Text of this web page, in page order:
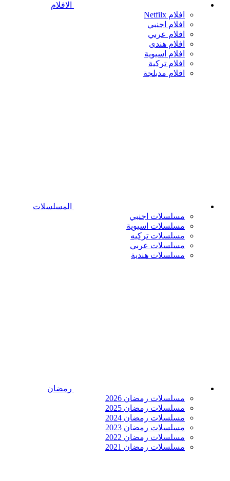
الافلام
افلام Netfilx
افلام اجنبي
افلام عربي
افلام هندى
افلام اسيوية
افلام تركية
افلام مدبلجة
المسلسلات
مسلسلات اجنبي
مسلسلات اسيوية
مسلسلات تركيه
مسلسلات عربي
مسلسلات هندية
رمضان
مسلسلات رمضان 2026
مسلسلات رمضان 2025
مسلسلات رمضان 2024
مسلسلات رمضان 2023
مسلسلات رمضان 2022
مسلسلات رمضان 2021